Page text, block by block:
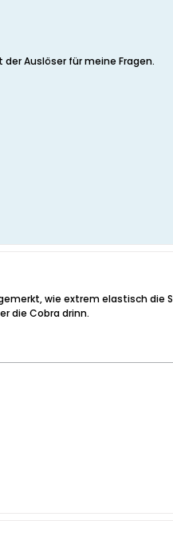
Auslöser für meine Fragen.
wie extrem elastisch
die Cobra drinn.